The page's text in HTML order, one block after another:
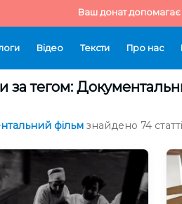
Ваш донат допомагає
Відео Тексти Про нас
за тегом:
фільм знайдено 74 статті